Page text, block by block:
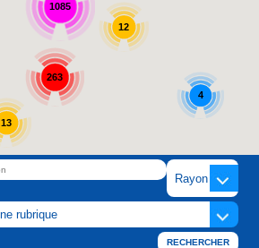
1085
13
263
4
12